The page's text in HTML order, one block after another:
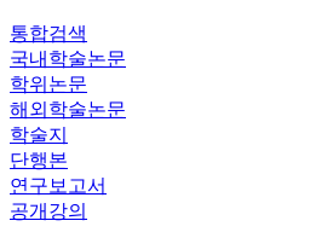
통합검색
국내학술논문
학위논문
해외학술논문
학술지
단행본
연구보고서
공개강의